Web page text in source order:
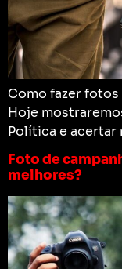
Como fazer
Hoje
Política e acertar
Foto de
melhores?